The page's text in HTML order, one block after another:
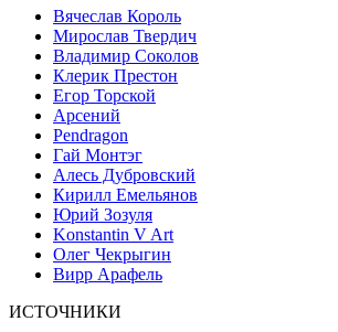
Вячеслав Король
Мирослав Твердич
Владимир Соколов
Клерик Престон
Егор Topской
Арсений
Pendragon
Гай Монтэг
Алесь Дубровский
Кирилл Емельянов
Юрий Зозуля
Konstantin V Art
Олег Чекрыгин
Вирр Арафель
ИСТОЧНИКИ